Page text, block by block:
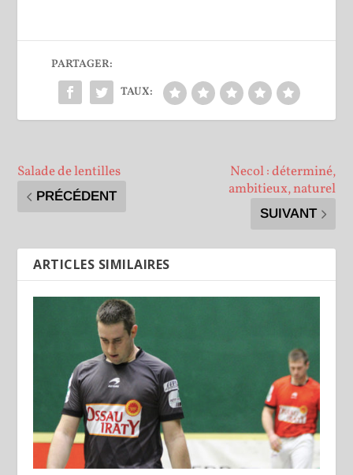
PARTAGER:
TAUX:
Salade de lentilles
PRÉCÉDENT
Necol : déterminé,
ambitieux, naturel
SUIVANT
ARTICLES SIMILAIRES